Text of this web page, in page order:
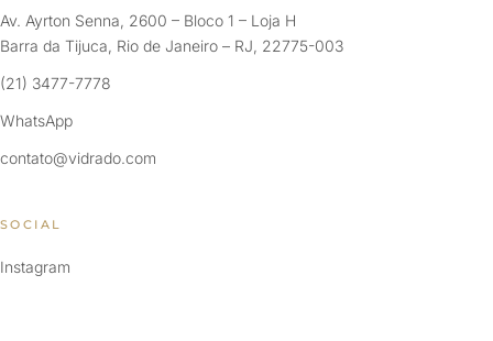
Av. Ayrton Senna, 2600 – Bloco 1 – Loja H
Barra da Tijuca, Rio de Janeiro – RJ, 22775-003
(21) 3477-7778
WhatsApp
contato@vidrado.com
SOCIAL
Instagram